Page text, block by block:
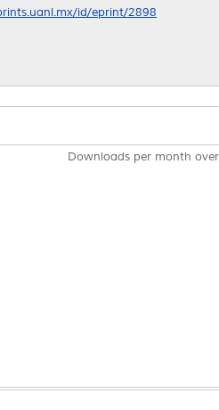
id/eprint/2898
Downloads per month